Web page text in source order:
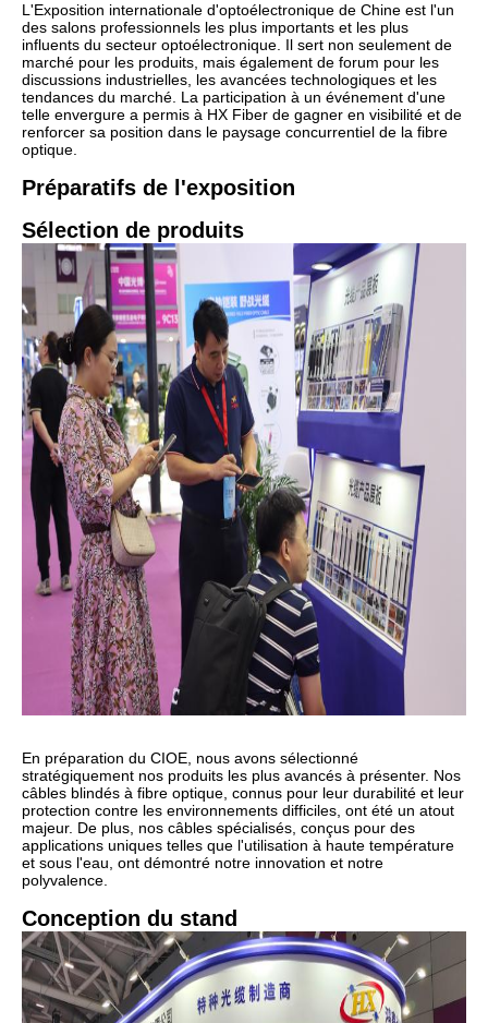
L'Exposition internationale d'optoélectronique de Chine est l'un
des salons professionnels les plus importants et les plus
influents du secteur optoélectronique. Il sert non seulement de
marché pour les produits, mais également de forum pour les
discussions industrielles, les avancées technologiques et les
tendances du marché. La participation à un événement d'une
telle envergure a permis à HX Fiber de gagner en visibilité et de
renforcer sa position dans le paysage concurrentiel de la fibre
optique.
Préparatifs de l'exposition
Sélection de produits
En préparation du CIOE, nous avons sélectionné
stratégiquement nos produits les plus avancés à présenter. Nos
câbles blindés à fibre optique, connus pour leur durabilité et leur
protection contre les environnements difficiles, ont été un atout
majeur. De plus, nos câbles spécialisés, conçus pour des
applications uniques telles que l'utilisation à haute température
et sous l'eau, ont démontré notre innovation et notre
polyvalence.
Conception du stand